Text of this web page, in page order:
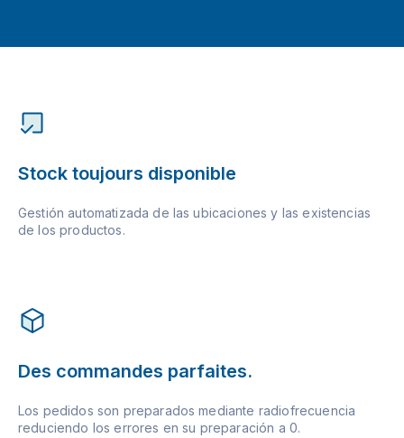
Stock toujours disponible
Gestión automatizada de las ubicaciones y las existencias
de los productos.
Des commandes parfaites.
Los pedidos son preparados mediante radiofrecuencia
reduciendo los errores en su preparación a 0.